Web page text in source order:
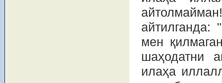
айтилганда:
мен
шаҳодатни
илаҳа